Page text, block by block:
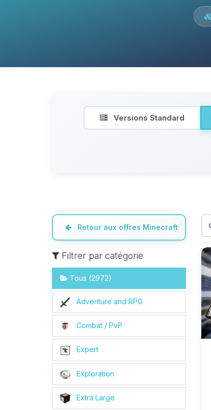
Versions Standard
Retour aux offres Minecraft
Filtrer par catégorie
Tous (2972)
Adventure and RPG
Combat / PvP
Expert
Exploration
Extra Large